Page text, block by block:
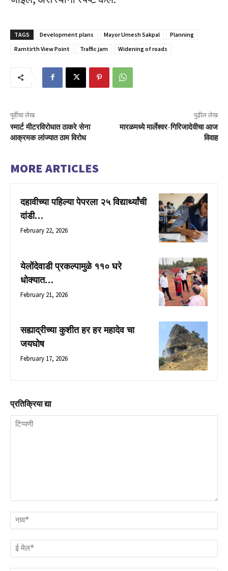
TAGS Development plans Mayor Umesh Sakpal
Planning
Ramtirth View Point
Traffic jam Widening of roads
पूर्वीचा लेख
स्मार्ट मीटरविरोधात ठाकरे सेना
आक्रमक लांज्यात ठाम विरोध
पुढील लेख
मारळमध्ये मार्लेश्वर-गिरिजादेवीचा आज
विवाह
MORE ARTICLES
दहावीच्या पहिल्या पेपरला २५ विद्यार्थ्यांची
दांडी…
February 22, 2026
येलोंदेवाडी प्रकल्पामुळे ११० घरे
धोक्यात…
February 21, 2026
सह्याद्रीच्या कुशीत हर हर महादेव चा
जयघोष
February 17, 2026
प्रतिक्रिया द्या